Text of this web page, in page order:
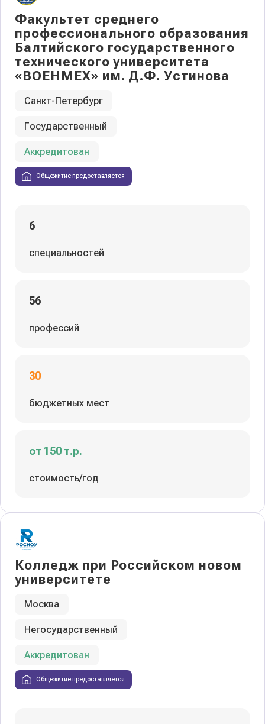
Факультет среднего
профессионального образования
Балтийского государственного
технического университета
«ВОЕНМЕХ» им. Д.Ф. Устинова
Санкт-Петербург
Государственный
Аккредитован
Общежитие предоставляется
6
специальностей
56
профессий
30
бюджетных мест
от 150 т.р.
стоимость/год
Колледж при Российском новом
университете
Москва
Негосударственный
Аккредитован
Общежитие предоставляется